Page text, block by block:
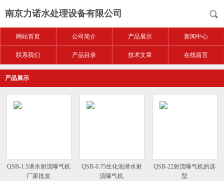
南京力诺水处理设备有限公司
网站首页 公司简介 产品展示 新闻中心
联系我们 产品目录 技术文章 在线留言
产品展示
QSB-1.5潜水射流曝气机
厂家批发
QSB-0.75生化池潜水射
流曝气机
QSB-22射流曝气机的选
型